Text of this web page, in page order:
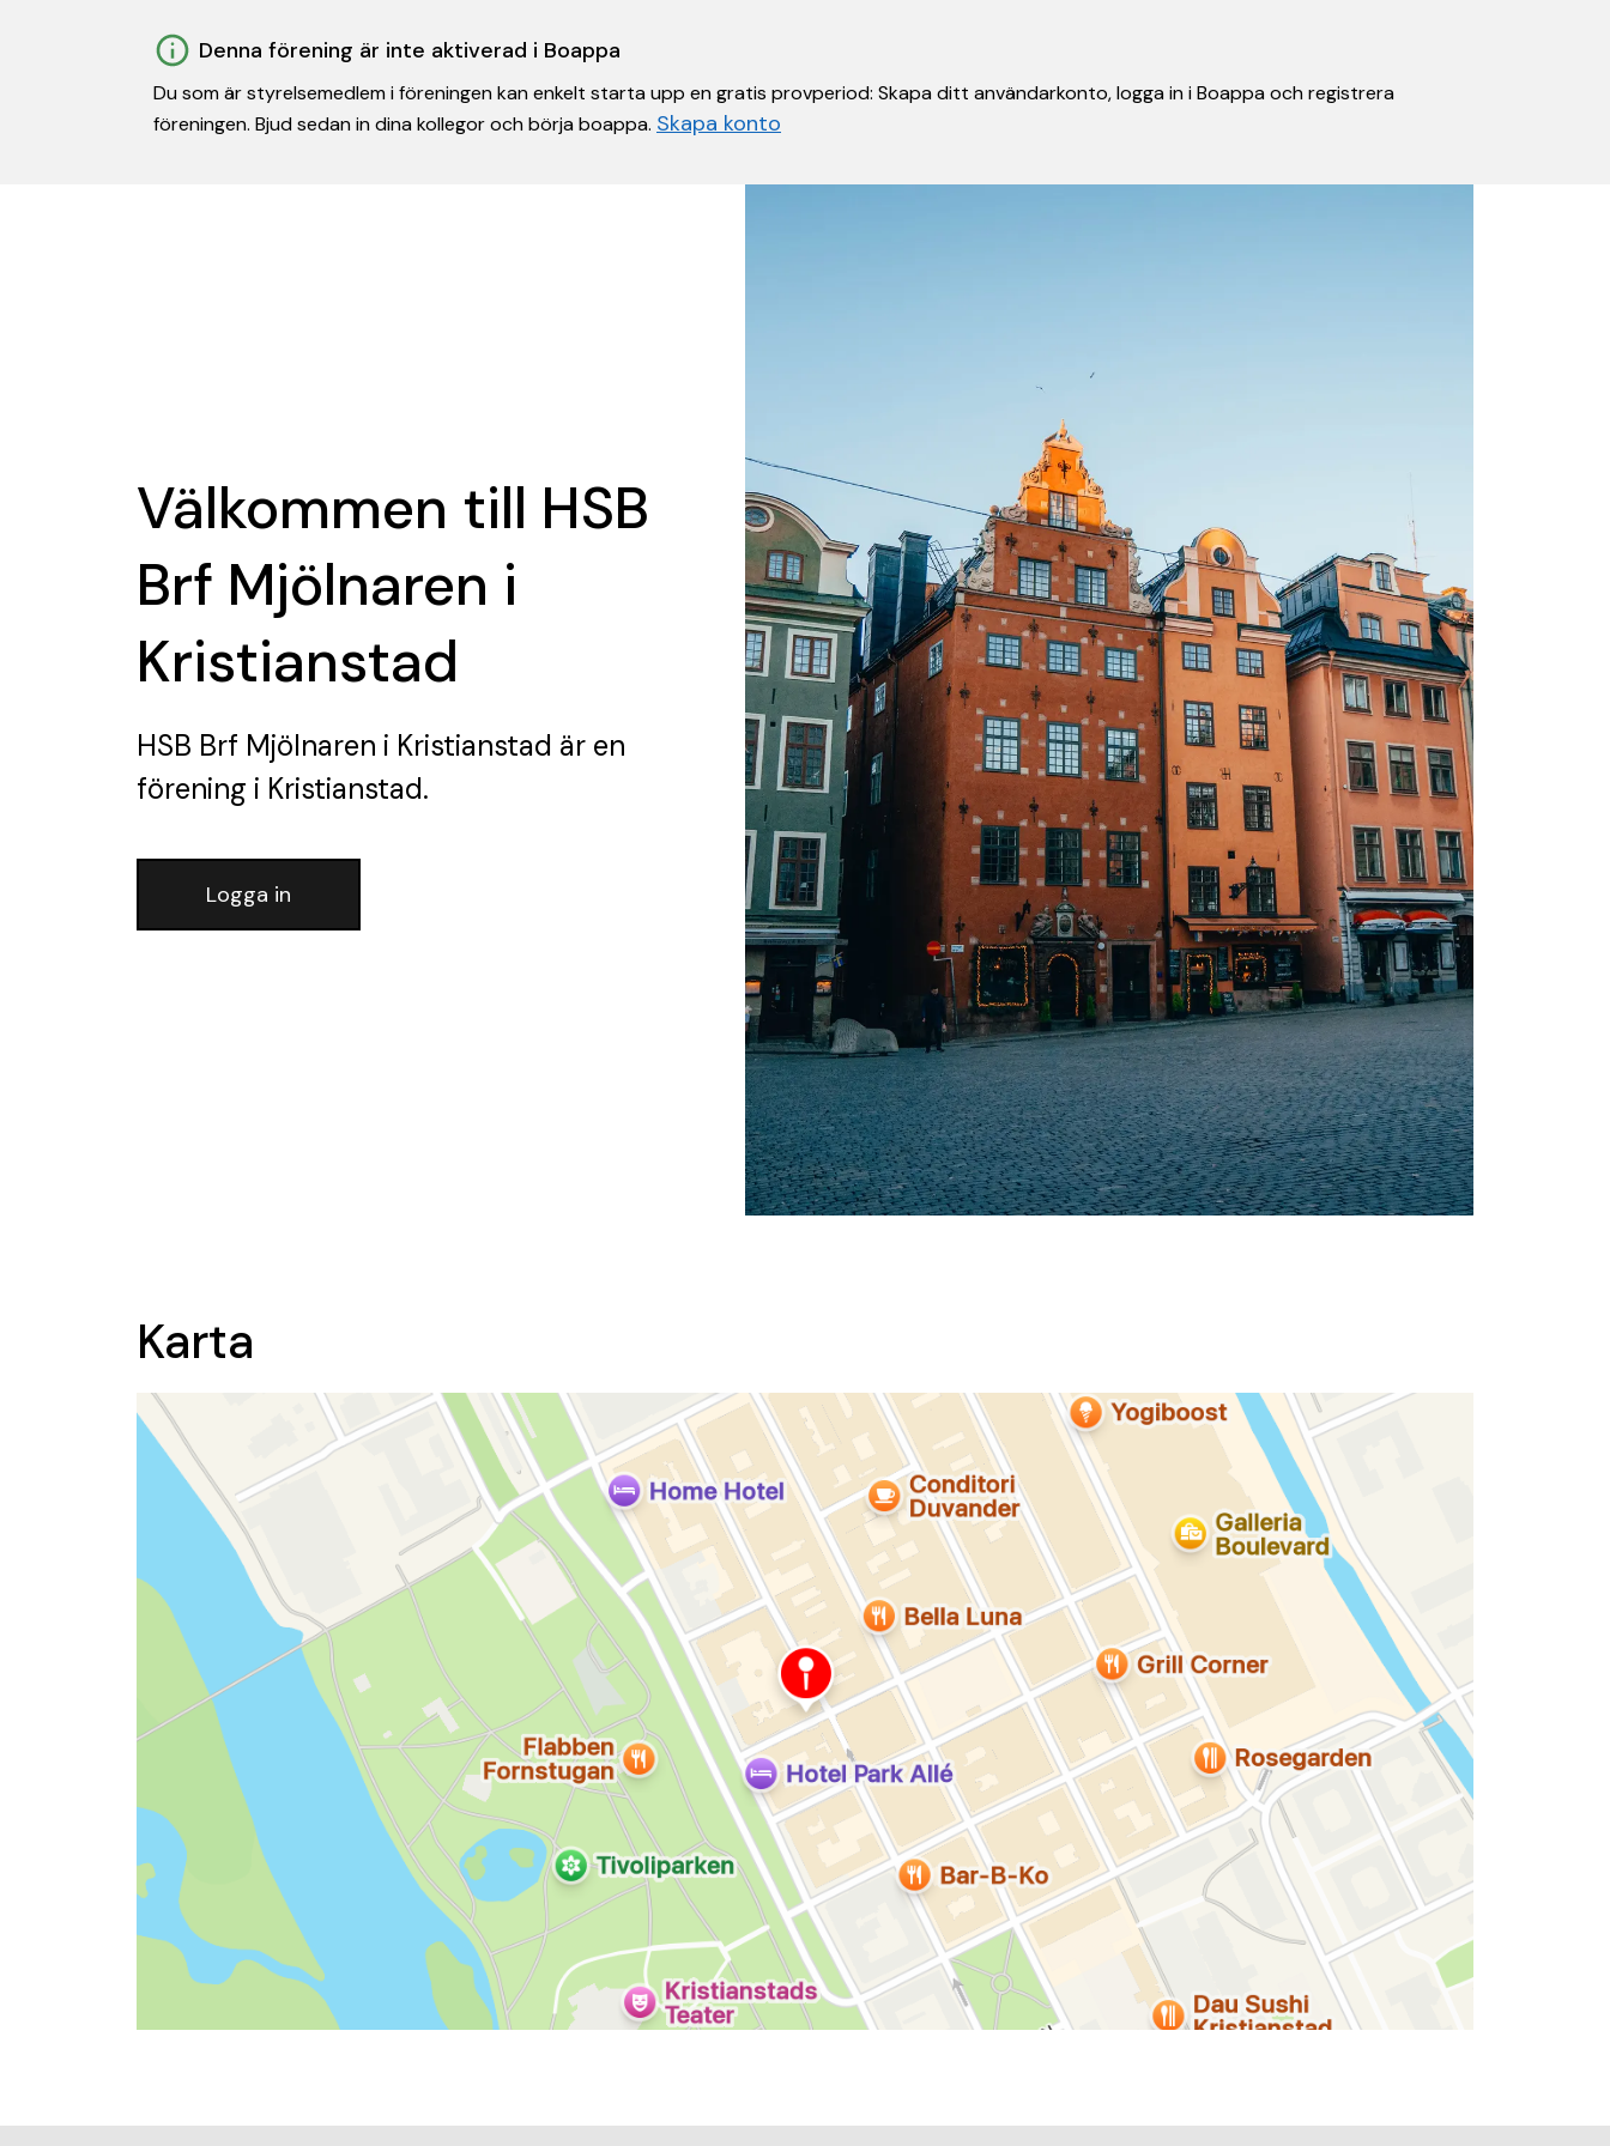
Denna förening är inte aktiverad i Boappa
Du som är styrelsemedlem i föreningen kan enkelt starta upp en gratis provperiod: Skapa ditt användarkonto, logga in i Boappa och registrera
föreningen. Bjud sedan in dina kollegor och börja boappa. Skapa konto
Välkommen till HSB
Brf Mjölnaren i
Kristianstad
HSB Brf Mjölnaren i Kristianstad är en
förening i Kristianstad.
Logga in
Karta